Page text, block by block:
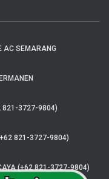
AC SEMARANG
821-3727-9804)
821-3727-9804)
(+62 821-3727-9804)